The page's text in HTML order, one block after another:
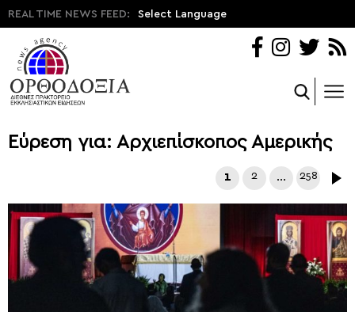
REAL TIME NEWS FEED: Select Language
Εύρεση για: Αρχιεπίσκοπος Αμερικής
1 2 … 258